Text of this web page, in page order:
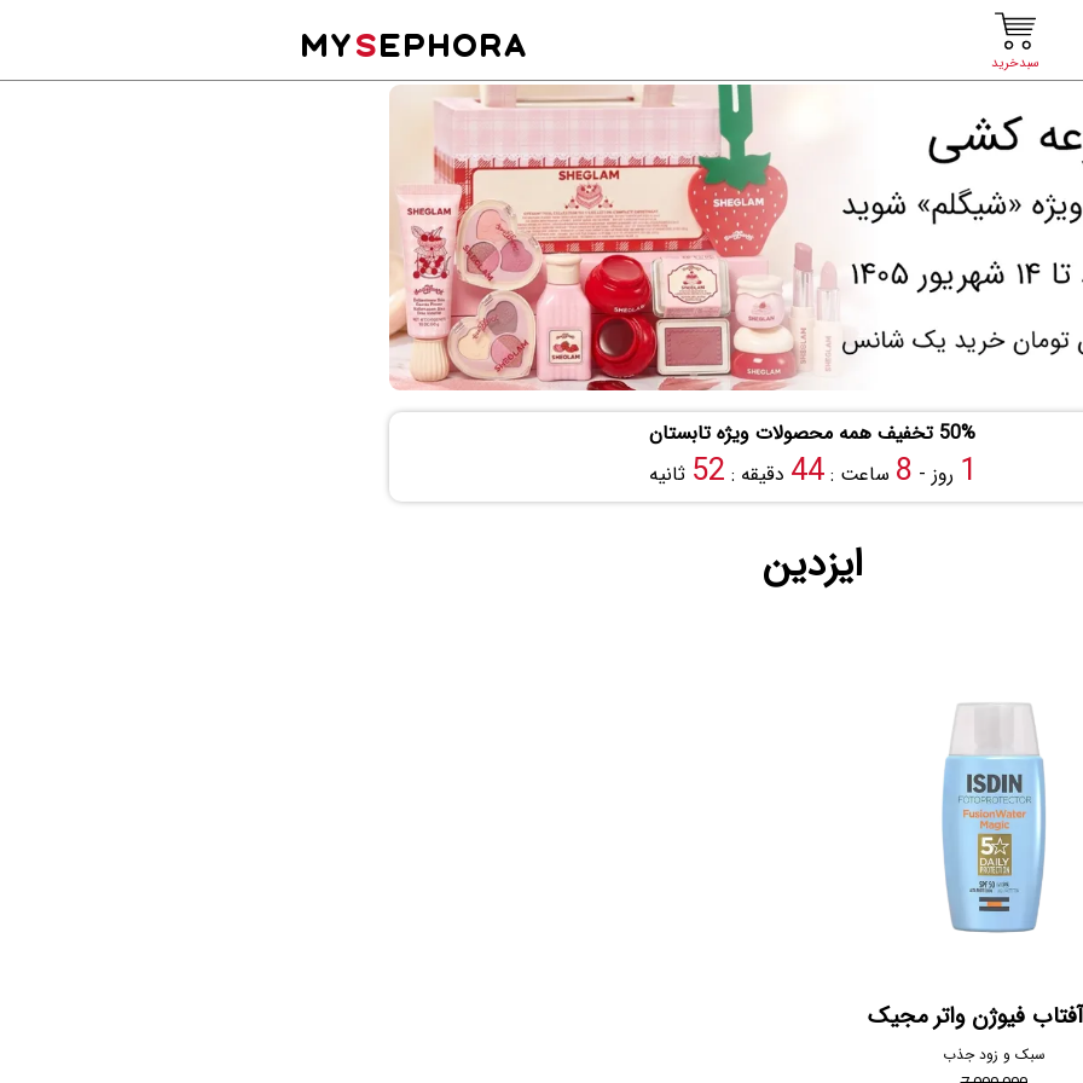
سبدخرید
MYSEPHORA
50% تخفیف همه محصولات ویژه تابستان
1 روز - 8 ساعت :44 دقیقه : 51 ثانیه
ایزدین
فیوژن واتر مجیک
سبک و زود جذب